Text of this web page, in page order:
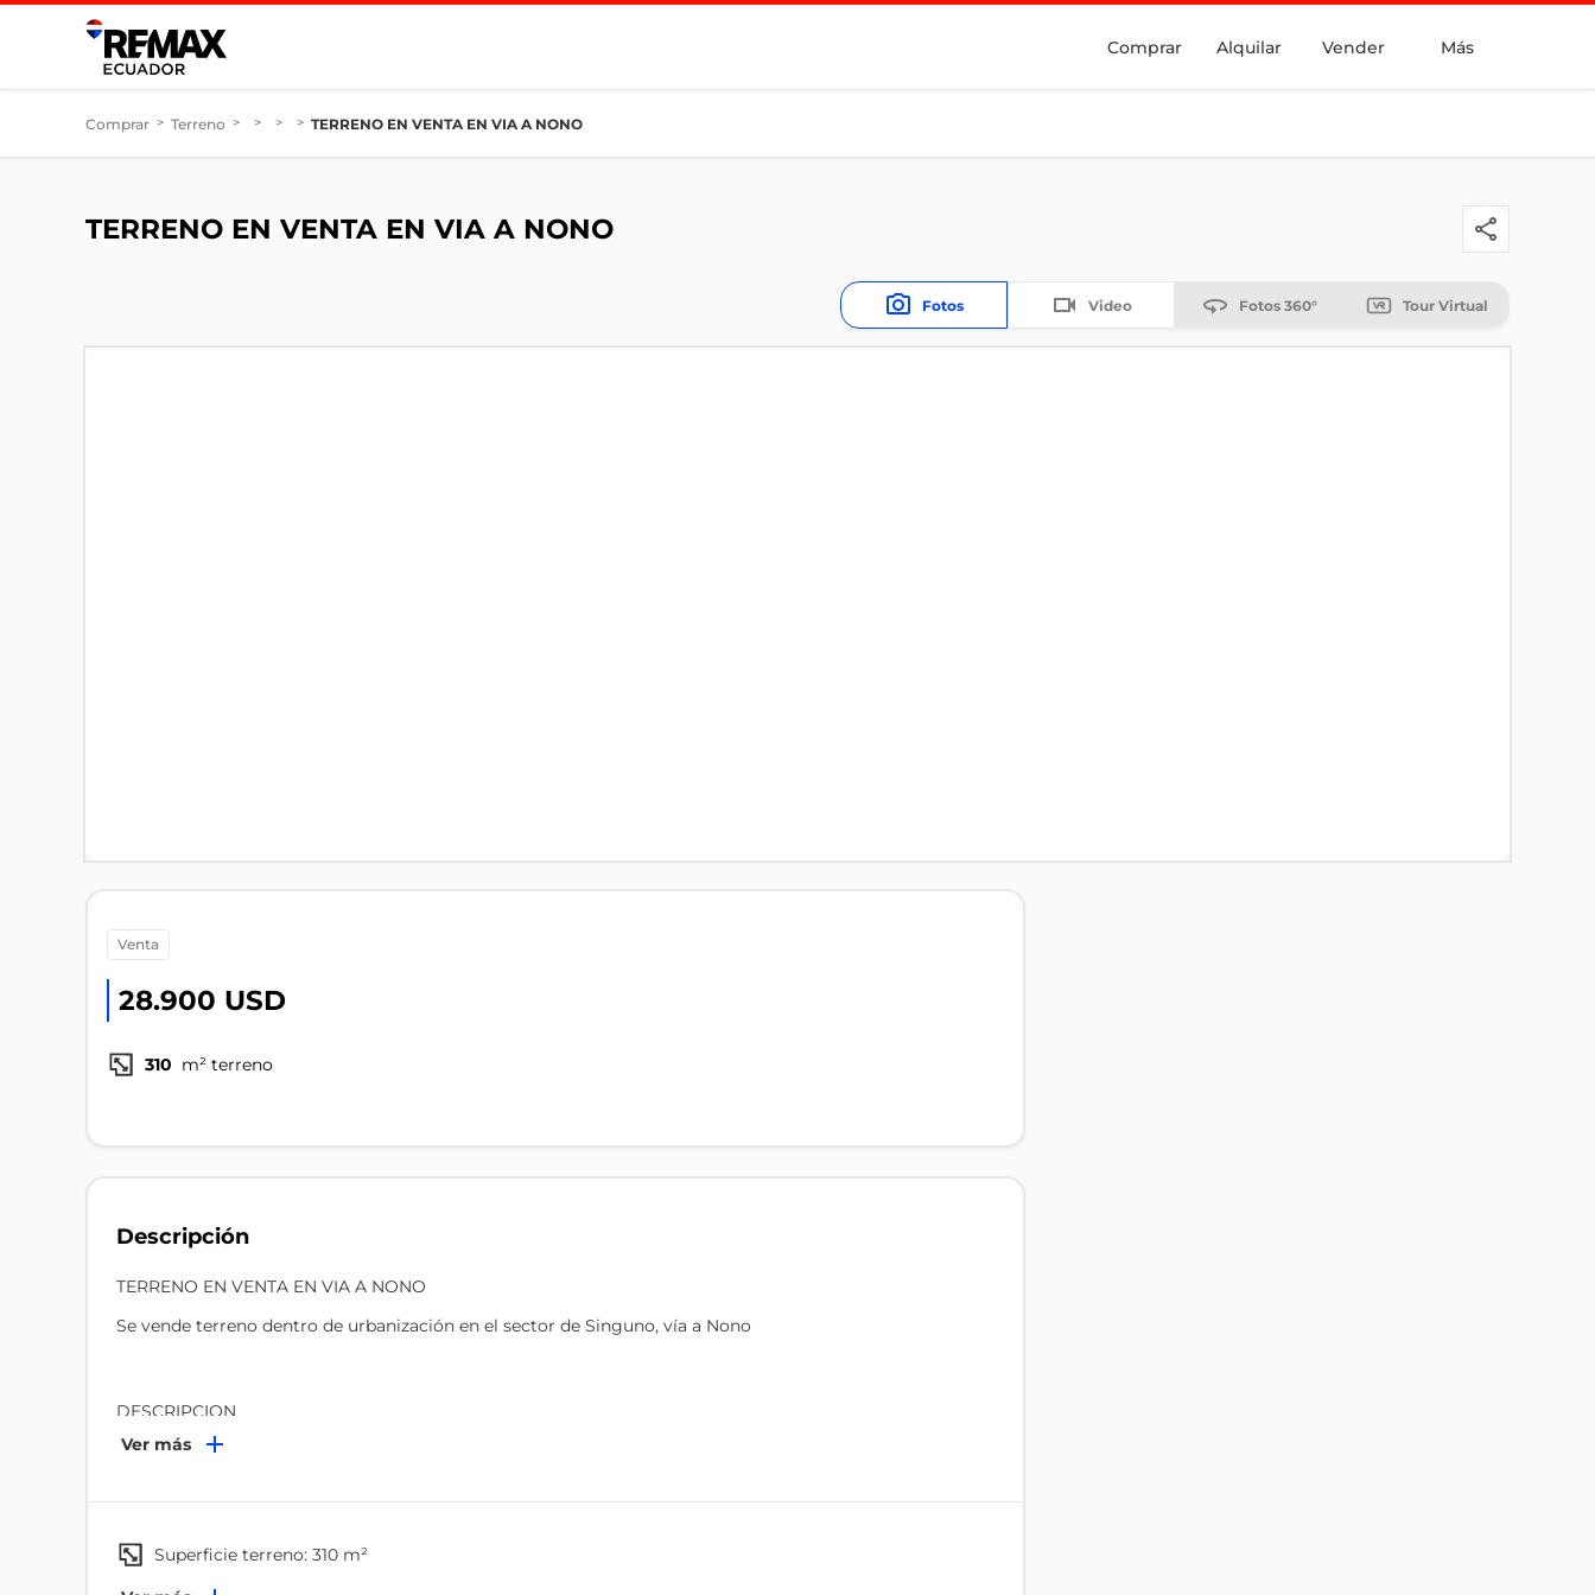
Comprar Alquilar Vender Más
Comprar > Terreno > > > > TERRENO EN VENTA EN VIA A NONO
TERRENO EN VENTA EN VIA A NONO
Fotos Video Fotos 360° Tour Virtual
venta
28.900 USD
310 m² terreno
Descripción
TERRENO EN VENTA EN VIA A NONO
Se vende terreno dentro de urbanización en el sector de Singuno, vía a Nono
DESCRIPCION
- 310m2
- Nro. de PISOS 2
- Acceso a servicios
Ver más
superficie terreno: 310 m²